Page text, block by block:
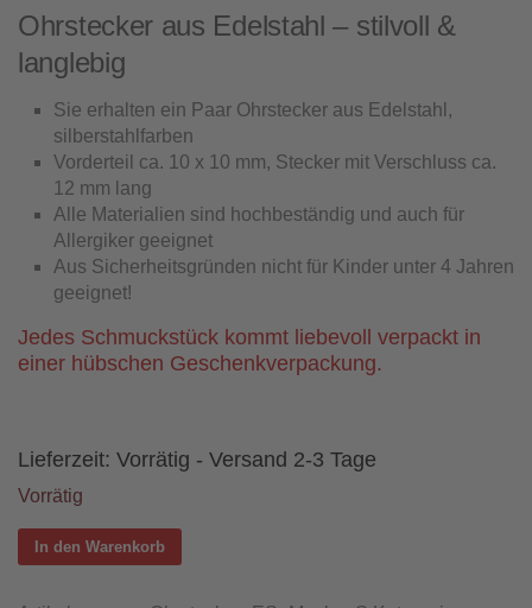
Ohrstecker aus Edelstahl – stilvoll &
langlebig
Sie erhalten ein Paar Ohrstecker aus Edelstahl,
silberstahlfarben
Vorderteil ca. 10 x 10 mm, Stecker mit Verschluss ca.
12 mm lang
Alle Materialien sind hochbeständig und auch für
Allergiker geeignet
Aus Sicherheitsgründen nicht für Kinder unter 4 Jahren
geeignet!
Jedes Schmuckstück kommt liebevoll verpackt in
einer hübschen Geschenkverpackung.
Lieferzeit: Vorrätig - Versand 2-3 Tage
Vorrätig
In den Warenkorb